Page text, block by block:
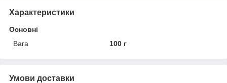
Характеристики
Основні
Вага
100 г
Умови доставки